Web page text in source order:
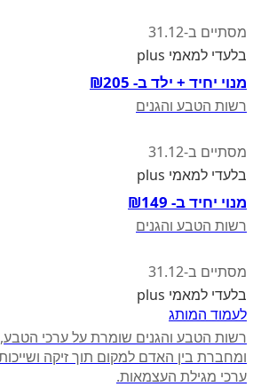
מסתיים ב-31.12
בלעדי למאמי plus
מנוי יחיד + ילד ב- ₪205
רשות הטבע והגנים
מסתיים ב-31.12
בלעדי למאמי plus
מנוי יחיד ב- ₪149
רשות הטבע והגנים
מסתיים ב-31.12
בלעדי למאמי plus
לעמוד המותג
רשות הטבע והגנים שומרת על ערכי
ומחברת בין האדם למקום תוך זיקה
ערכי מגילת העצמאות.